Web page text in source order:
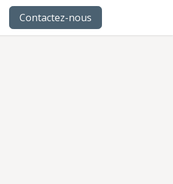
Contactez-nous